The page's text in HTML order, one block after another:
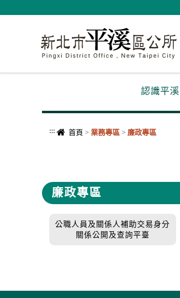
認識平溪
::: 首頁 > 業務專區 > 廉政專區
廉政專區
公職人員及關係人補助交易身分
關係公開及查詢平臺